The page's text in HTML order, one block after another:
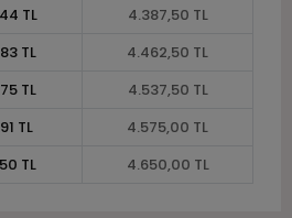
TL
4.387,50 TL
TL
4.462,50 TL
TL
4.537,50 TL
TL
4.575,00 TL
TL 4.650,00 TL